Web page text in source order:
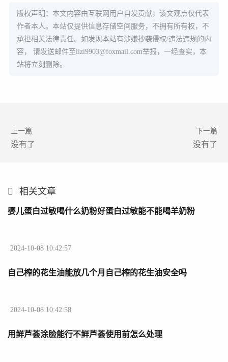
版权声明：本文内容由互联网用户自发贡献，该文观点仅代表
作者本人。本站仅提供信息存储空间服务，不拥有所有权，不
承担相关法律责任。如发现本站有涉嫌抄袭侵权/违法违规的内
容， 请发送邮件至lizi9903@foxmail.com举报，一经查实，本
站将立刻删除。
上一篇
没有了
下一篇
没有了
相关文章
婴儿蛋白过敏喝什么奶粉好蛋白过敏能不能喝羊奶粉
2024-10-08 10:42:57
自己榨的花生油能放几个月自己榨的花生油安全吗
2024-10-08 10:42:58
用鲜芦荟涂脸能行不鲜芦荟使用前怎么处理